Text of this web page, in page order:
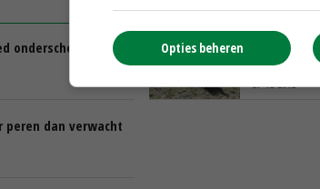
onderschept in
€ 2,66
27-12-2012
peren dan verwacht
Opties beheren